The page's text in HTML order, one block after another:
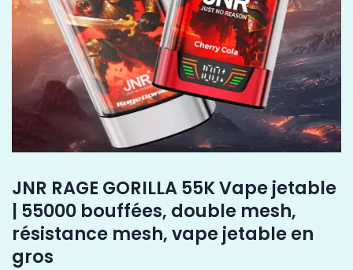
JNR RAGE GORILLA 55K Vape jetable
| 55000 bouffées, double mesh,
résistance mesh, vape jetable en
gros